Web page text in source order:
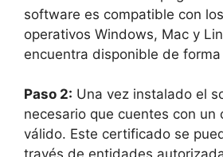
software es compatible con
operativos Windows, Mac y
encuentra disponible de
Paso 2: Una vez instalado el
necesario que cuentes con
válido. Este certificado se